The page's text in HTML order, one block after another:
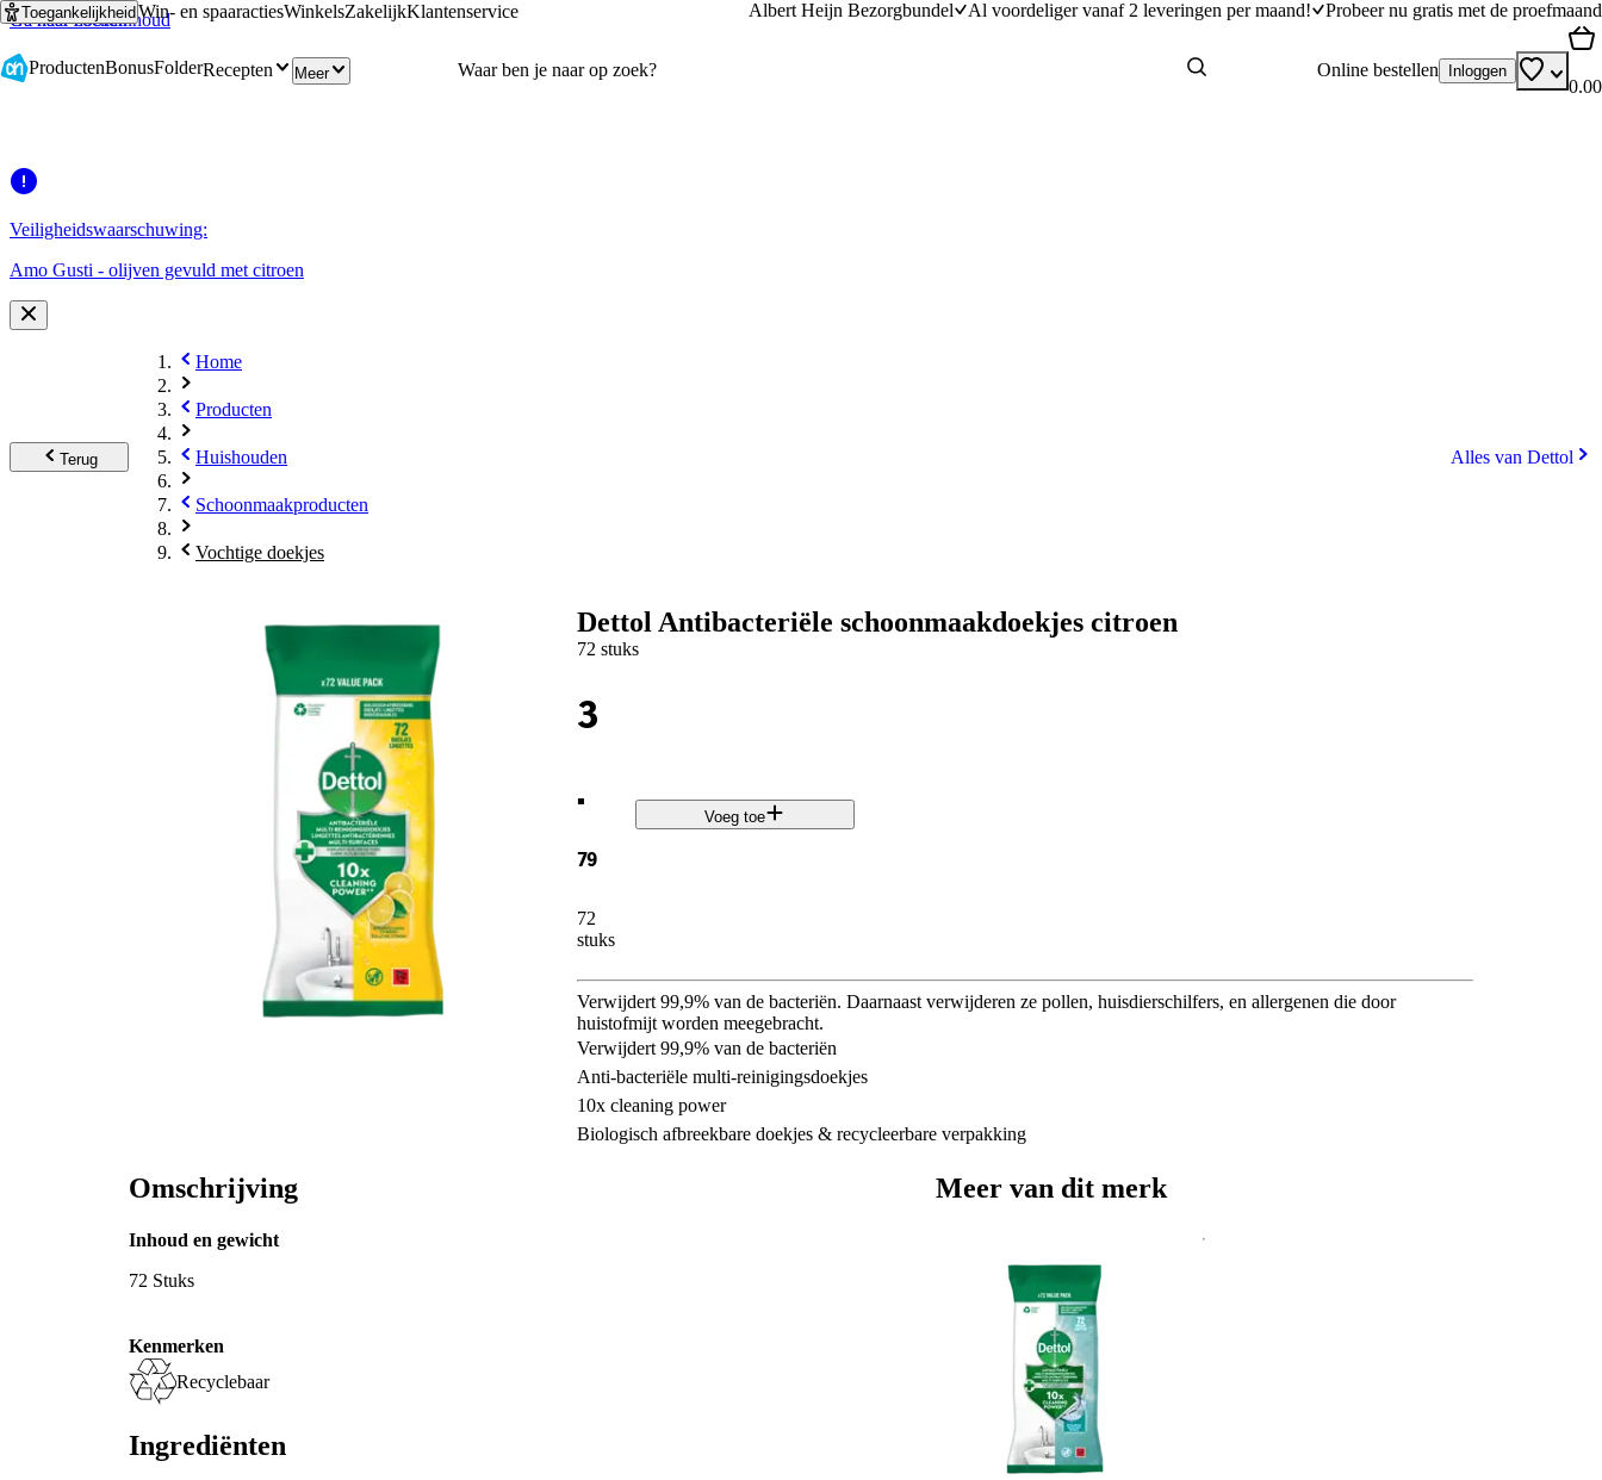
Ga naar hoofdinhoud
Ga naar zoeken
ToegankelijkheidWin- en spaaractiesWinkelsZakelijkKlantenservice Albert Heijn Bezorgbundel Al voordeliger vanaf 2 leveringen per maand! Probeer nu gratis met de proefmaand
ProductenBonusFolderRecepten Meer Online bestellen Inloggen
0.00
Veiligheidswaarschuwing:
Amo Gusti - olijven gevuld met citroen
Terug
Home
Producten
Huishouden
Schoonmaakproducten
Vochtige doekjes
Alles van Dettol
Dettol Antibacteriële schoonmaakdoekjes citroen
72 stuks
3
.
79
72
stuks
Voeg toe
Verwijdert 99,9% van de bacteriën. Daarnaast verwijderen ze pollen, huisdierschilfers, en allergenen die door
huistofmijt worden meegebracht.
Verwijdert 99,9% van de bacteriën
Anti-bacteriële multi-reinigingsdoekjes
10x cleaning power
Biologisch afbreekbare doekjes & recycleerbare verpakking
Omschrijving
Inhoud en gewicht
72 Stuks
Kenmerken
Recyclebaar
Ingrediënten
Meer van dit merk